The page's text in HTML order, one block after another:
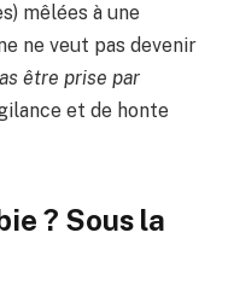
mêlées à une
ne veut pas devenir
être prise par
et de honte
? Sous la